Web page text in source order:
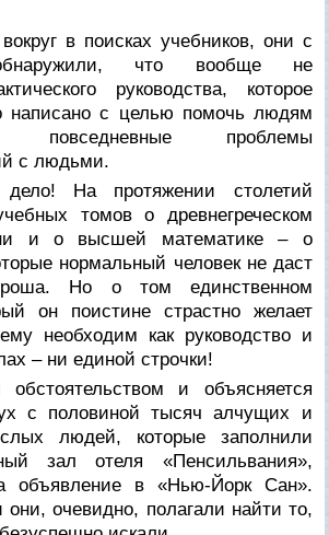
в поисках учебников, они с
что вообще не
руководства, которое
написано с целью помочь людям
проблемы
с людьми.
дело! На протяжении столетий
томов о древнегреческом
и о высшей математике – о
нормальный человек не даст
Но о том единственном
он поистине страстно желает
необходим как руководство и
– ни единой строчки!
и объясняется
с половиной тысяч алчущих и
людей, которые заполнили
зал отеля «Пенсильвания»,
объявление в «Нью-Йорк Сан».
очевидно, полагали найти то,